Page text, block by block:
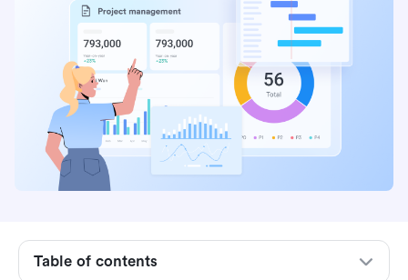
Table of contents